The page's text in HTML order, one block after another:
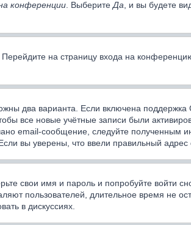
конференции. ВыберитеДа, и вы будете
на страницу входа на
два варианта. Если включена поддержка
все новые учётные записи были
email-сообщение, следуйте полученным
вы уверены, что ввели правильный адрес
свои имя и пароль и попробуйте войти
пользователей, длительное время не
в дискуссиях.